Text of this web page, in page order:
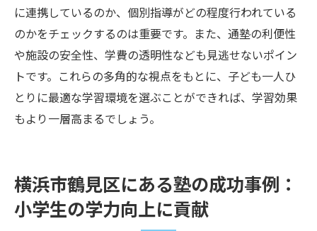
に連携しているのか、個別指導がどの程度行われている
のかをチェックするのは重要です。また、通塾の利便性
や施設の安全性、学費の透明性なども見逃せないポイン
トです。これらの多角的な視点をもとに、子ども一人ひ
とりに最適な学習環境を選ぶことができれば、学習効果
もより一層高まるでしょう。
横浜市鶴見区にある塾の成功事例：
小学生の学力向上に貢献